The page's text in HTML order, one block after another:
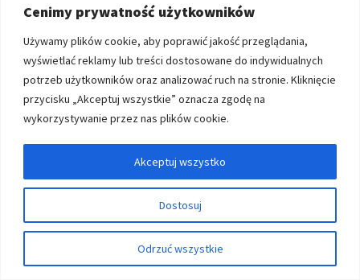
Cenimy prywatność użytkowników
Używamy plików cookie, aby poprawić jakość przeglądania,
wyświetlać reklamy lub treści dostosowane do indywidualnych
potrzeb użytkowników oraz analizować ruch na stronie. Kliknięcie
przycisku „Akceptuj wszystkie” oznacza zgodę na
wykorzystywanie przez nas plików cookie.
Dostosuj
Odrzuć wszystkie
Akceptuj wszystko
Hale i magazyny
Grunty
Zgłoś nieruchomość
Zleć poszukiwanie
Blog
Verso Nieruchomości sp. z
o.o.
+48 71 71 27 000
© 2026 Wszystkie prawa zastrzeżone | Program dla biur nieruchomości -
asaricrm.com